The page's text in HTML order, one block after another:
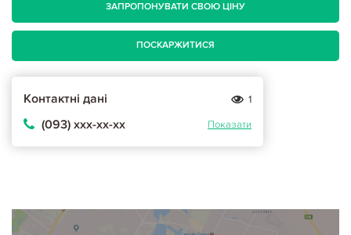
ЗАПРОПОНУВАТИ СВОЮ ЦІНУ
ПОСКАРЖИТИСЯ
Контактні дані 1
(093) ххх-хх-хх Показати